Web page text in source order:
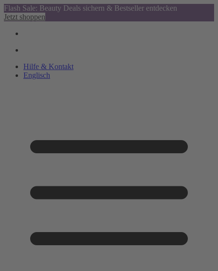
Flash Sale: Beauty Deals sichern & Bestseller entdecken
Jetzt shoppen
Hilfe & Kontakt
Englisch